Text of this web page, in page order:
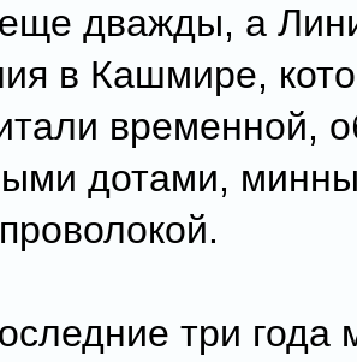
дважды, а
в Кашмире,
временной,
дотами,
три